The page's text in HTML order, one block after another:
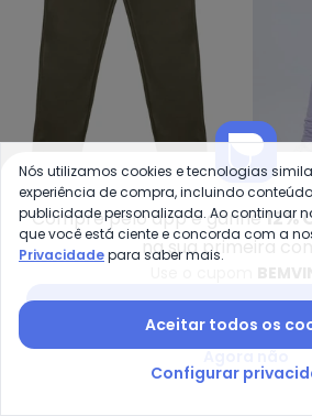
Minty -
Calça Jogger Cirre
Juvenil (Verde)
MINTY
R$ 49,99R$ 139,99 R$
Compre pelo app e ganhe12%
na sua primeira
Nós utilizamos cookies e tecnologias
experiência de compra, incluindo
publicidade personalizada. Ao continuar
que você está ciente e concorda com a
Privacidadepara saber mais.
Aceitar todos os
Configurar